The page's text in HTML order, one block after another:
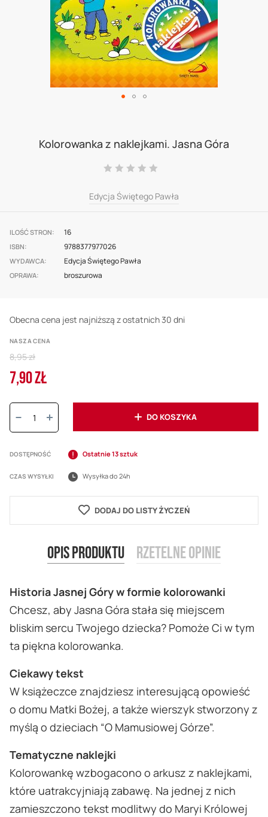
images
gallery
Kolorowanka z naklejkami. Jasna Góra
Ocena:
Edycja Świętego Pawła
ILOŚĆ STRON 16
ISBN 9788377977026
WYDAWCA Edycja Świętego Pawła
OPRAWA broszurowa
Obecna cena jest najniższą z ostatnich 30 dni
NASZA CENA
Cena
7,90 ZŁ
Regular
Price
8,95 zł
Ilość:
DO KOSZYKA
DOSTĘPNOŚĆ Ostatnie 13 sztuk
CZAS WYSYŁKI Wysyłka do 24h
DODAJ DO LISTY ŻYCZEŃ
Opis produktu
Historia Jasnej Góry w formie kolorowanki
Chcesz, aby Jasna Góra stała się miejscem
bliskim sercu Twojego dziecka? Pomoże Ci w tym
ta piękna kolorowanka.
Ciekawy tekst
W książeczce znajdziesz interesującą opowieść
o domu Matki Bożej, a także wierszyk stworzony z
myślą o dzieciach “O Mamusiowej Górze”.
Tematyczne naklejki
Kolorowankę wzbogacono o arkusz z naklejkami,
które uatrakcyjniają zabawę. Na jednej z nich
zamieszczono tekst modlitwy do Maryi Królowej
Rzetelne opinie